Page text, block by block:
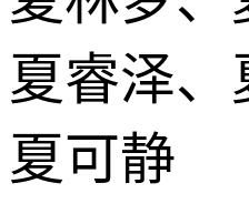
夏睿泽、
夏可静